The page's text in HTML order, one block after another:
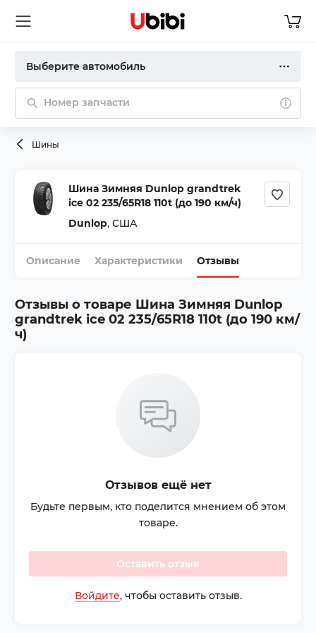
Выберите автомобиль
Номер запчасти
Шины
Шина Зимняя Dunlop grandtrek
ice 02 235/65R18 110t (до 190 км/ч)
Dunlop, США
Описание Характеристики Отзывы
Отзывы о товаре Шина Зимняя Dunlop
grandtrek ice 02 235/65R18 110t (до 190 км/
ч)
Отзывов ещё нет
Будьте первым, кто поделится мнением об этом
товаре.
Оставить отзыв
Войдите, чтобы оставить отзыв.